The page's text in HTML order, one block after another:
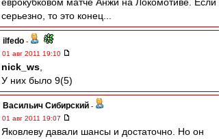
серьезно, то это конец...
ilfedo -
01 авг 2011 19:10
nick_ws
У них было 9(5)
Васильич Сибирский -
01 авг 2011 19:07
Яковлеву давали шансы и достаточно. Но он